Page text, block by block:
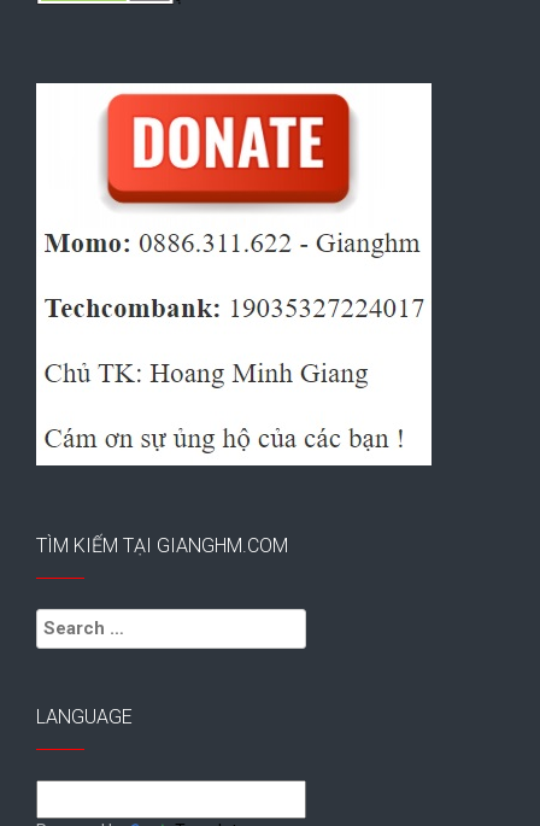
TÌM KIẾM TẠI GIANGHM.COM
Search
for:
LANGUAGE